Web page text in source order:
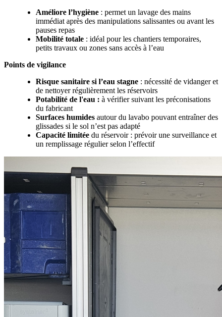
Améliore l’hygiène : permet un lavage des mains
immédiat après des manipulations salissantes ou avant les
pauses repas
Mobilité totale : idéal pour les chantiers temporaires,
petits travaux ou zones sans accès à l’eau
Points de vigilance
Risque sanitaire si l’eau stagne : nécessité de vidanger et
de nettoyer régulièrement les réservoirs
Potabilité de l'eau : à vérifier suivant les préconisations
du fabricant
Surfaces humides autour du lavabo pouvant entraîner des
glissades si le sol n’est pas adapté
Capacité limitée du réservoir : prévoir une surveillance et
un remplissage régulier selon l’effectif